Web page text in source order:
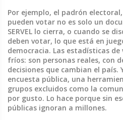
Por ejemplo, el padrón electoral,
pueden votar no es solo un
SERVEL lo cierra, o cuando se
deben votar, lo que está en
democracia. Las estadísticas
fríos: son personas reales, con
decisiones que cambian el país.
encuesta pública, una
grupos excluidos como la
por gusto. Lo hace porque sin
públicas ignoran a millones.